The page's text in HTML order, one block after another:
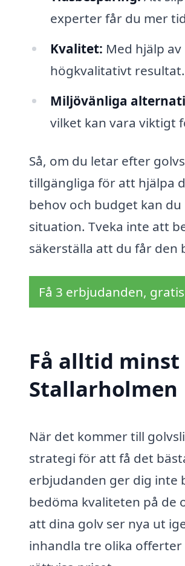
experter får du mer
Kvalitet: Med hjälp
högkvalitativt resultat.
Miljövänliga
vilket kan vara viktigt
Så, om du letar efter
tillgängliga för att hjälpa
behov och budget kan
situation. Tveka inte att
säkerställa att du får den
Få 3 erbjudanden,
Få alltid
Stallarholmen
När det kommer till
strategi för att få det
erbjudanden ger dig inte
bedöma kvaliteten på de
att dina golv ser nya ut
inhandla tre olika offerter